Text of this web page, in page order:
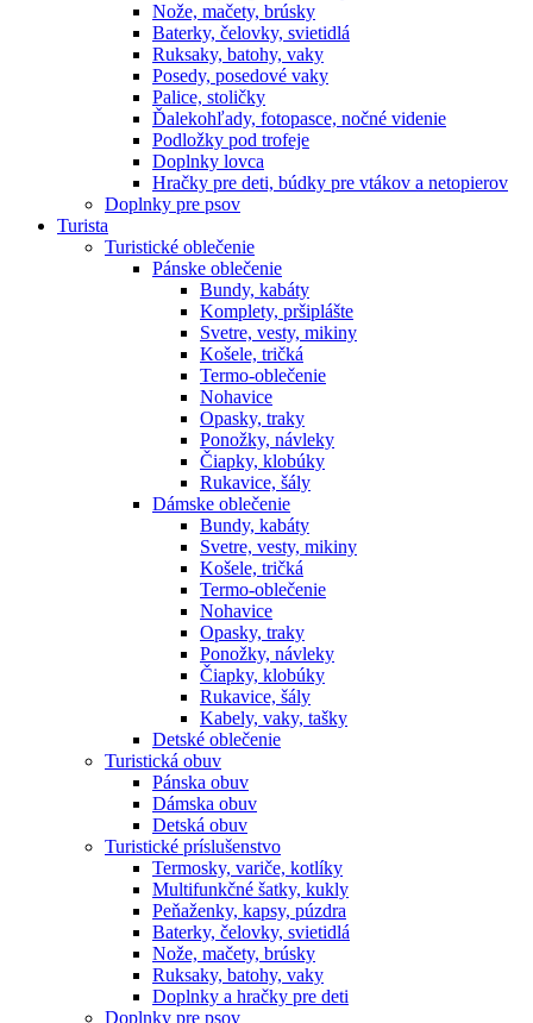
Nože, mačety, brúsky
Baterky, čelovky, svietidlá
Ruksaky, batohy, vaky
Posedy, posedové vaky
Palice, stoličky
Ďalekohľady, fotopasce, nočné videnie
Podložky pod trofeje
Doplnky lovca
Hračky pre deti, búdky pre vtákov a netopierov
Doplnky pre psov
Turista
Turistické oblečenie
Pánske oblečenie
Bundy, kabáty
Komplety, pršiplášte
Svetre, vesty, mikiny
Košele, tričká
Termo-oblečenie
Nohavice
Opasky, traky
Ponožky, návleky
Čiapky, klobúky
Rukavice, šály
Dámske oblečenie
Bundy, kabáty
Svetre, vesty, mikiny
Košele, tričká
Termo-oblečenie
Nohavice
Opasky, traky
Ponožky, návleky
Čiapky, klobúky
Rukavice, šály
Kabely, vaky, tašky
Detské oblečenie
Turistická obuv
Pánska obuv
Dámska obuv
Detská obuv
Turistické príslušenstvo
Termosky, variče, kotlíky
Multifunkčné šatky, kukly
Peňaženky, kapsy, púzdra
Baterky, čelovky, svietidlá
Nože, mačety, brúsky
Ruksaky, batohy, vaky
Doplnky a hračky pre deti
Doplnky pre psov